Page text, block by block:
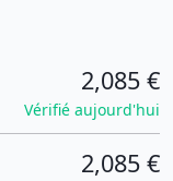
2,085 €
Vérifié aujourd'hui
2,085 €